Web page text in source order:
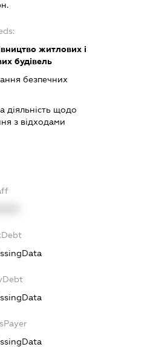
житлових і
будівель
безпечних
діяльність щодо
з відходами